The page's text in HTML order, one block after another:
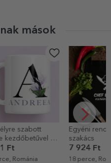
mások
szabott
kezdőbetűvel és
Ft
Románia
Egyéni
szakács
7 924 Ft
18 perce,